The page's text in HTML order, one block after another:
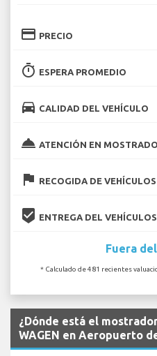
credit_card PRECIO
timer ESPERA PROMEDIO
directions_car CALIDAD DEL VEHÍCULO
room_service ATENCIÓN EN
flag RECOGIDA DE VEHÍCULOS
beenhere ENTREGA DEL VEHÍCULOS
Fuera
* Calculado de 481 recientes
¿Dónde está el
WAGEN en Aeropuerto